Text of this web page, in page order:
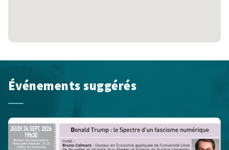
Événements suggérés